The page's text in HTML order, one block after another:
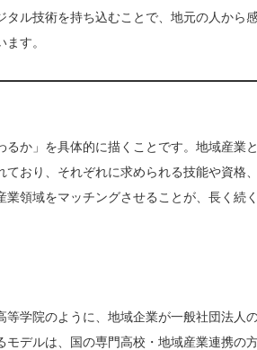
ル技術を持ち込むことで、地元の人から
す。
か」を具体的に描くことです。地域産業
おり、それぞれに求められる技能や資格
領域をマッチングさせることが、長く続
学院のように、地域企業が一般社団法人
デルは、国の専門高校・地域産業連携の